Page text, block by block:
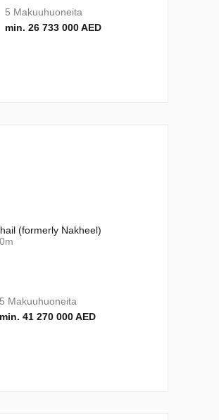
5 Makuuhuoneita
min. 26 733 000 AED
(formerly Nakheel)
5 Makuuhuoneita
min. 41 270 000 AED